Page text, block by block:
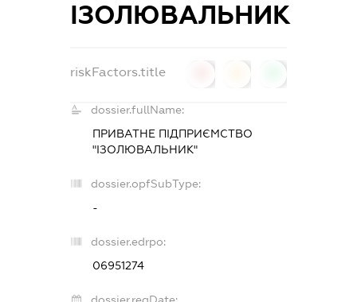
ІЗОЛЮВАЛЬНИК
riskFactors.title
dossier.fullName:
ПРИВАТНЕ ПІДПРИЄМСТВО
"ІЗОЛЮВАЛЬНИК"
dossier.opfSubType:
-
dossier.edrpo:
06951274
dossier.regDate: